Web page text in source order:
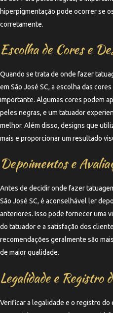
hiperpigmentação pode ocorrer se
corretamente.
Escolha de Cores e
Quando se trata de onde fazer
em São José SC, a escolha das
importante. Algumas cores podem
peles negras, e um tatuador
melhor. Além disso, designs que
mais e proporcionar um resultado
Depoimentos e
Antes de decidir onde fazer
São José SC, é aconselhável ler
anteriores. Isso pode fornecer uma
do tatuador e a satisfação dos
recomendações geralmente são
de maior qualidade.
Legalidade e Registro
Verificar a legalidade e o registro do